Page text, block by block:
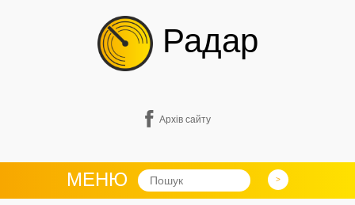
Радар
Архів сайту
МЕНЮ